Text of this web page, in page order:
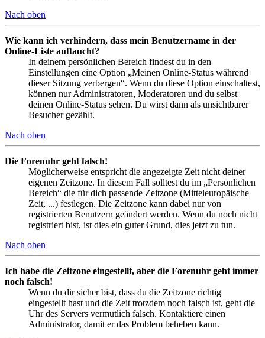
Nach oben
Wie kann ich verhindern, dass mein Benutzername in der
Online-Liste auftaucht?
In deinem persönlichen Bereich findest du in den
Einstellungen eine Option „Meinen Online-Status während
dieser Sitzung verbergen“. Wenn du diese Option einschaltest,
können nur Administratoren, Moderatoren und du selbst
deinen Online-Status sehen. Du wirst dann als unsichtbarer
Besucher gezählt.
Nach oben
Die Forenuhr geht falsch!
Möglicherweise entspricht die angezeigte Zeit nicht deiner
eigenen Zeitzone. In diesem Fall solltest du im „Persönlichen
Bereich“ die für dich passende Zeitzone (Mitteleuropäische
Zeit, ...) festlegen. Die Zeitzone kann dabei nur von
registrierten Benutzern geändert werden. Wenn du noch nicht
registriert bist, ist dies ein guter Grund, dies jetzt zu tun.
Nach oben
Ich habe die Zeitzone eingestellt, aber die Forenuhr geht immer
noch falsch!
Wenn du dir sicher bist, dass du die Zeitzone richtig
eingestellt hast und die Zeit trotzdem noch falsch ist, geht die
Uhr des Servers vermutlich falsch. Kontaktiere einen
Administrator, damit er das Problem beheben kann.